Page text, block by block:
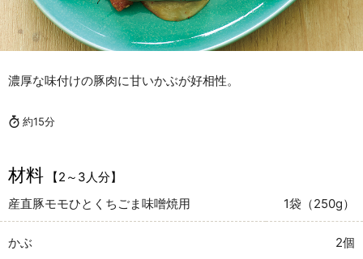
濃厚な味付けの豚肉に甘いかぶが好相性。
約15分
材料
【2～3人分】
産直豚モモひとくちごま味噌焼用
1袋（250g）
かぶ 2個